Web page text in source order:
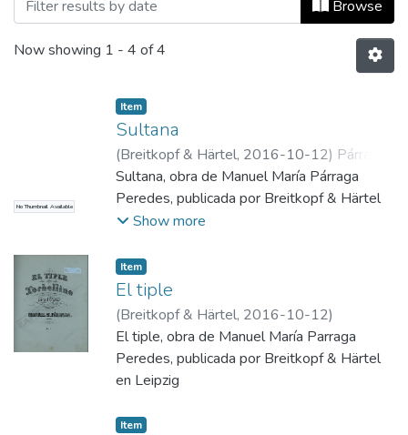
Browse
Now showing 1 - 4 of 4
No Thumbnail Available
Item
Sultana
(Breitkopf & Härtel, 2016-10-12) Párraga
Paredes, Manuel María
Sultana, obra de Manuel María Párraga
Peredes, publicada por Breitkopf & Härtel
Show more
Item
El tiple
(Breitkopf & Härtel, 2016-10-12)
El tiple, obra de Manuel María Parraga
Peredes, publicada por Breitkopf & Härtel
en Leipzig
Item